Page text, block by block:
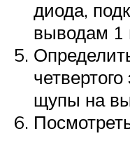
диода,
выводам 1
щупы на